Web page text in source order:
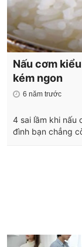
Nấu cơm
kém ngon
6 năm trước
4 sai lầm khi nấu
đình bạn chẳng